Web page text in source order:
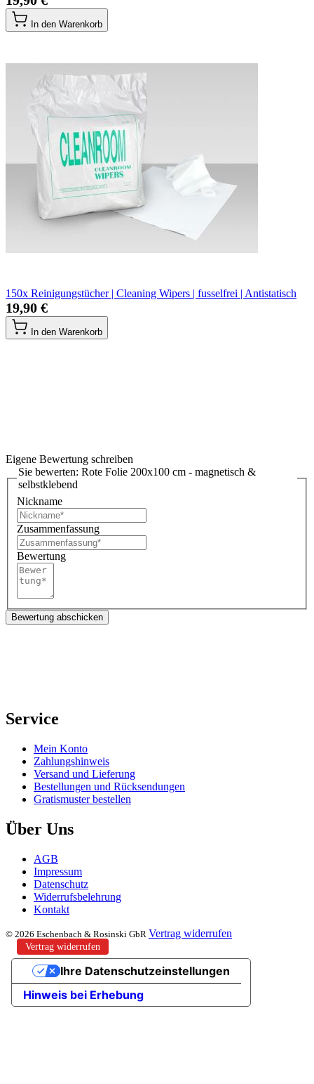
In den Warenkorb
150x Reinigungstücher | Cleaning Wipers | fusselfrei | Antistatisch
19,90 €
In den Warenkorb
Eigene Bewertung schreiben
Sie bewerten: Rote Folie 200x100 cm - magnetisch &
selbstklebend
Nickname
Zusammenfassung
Bewertung
Bewertung abschicken
Service
Mein Konto
Zahlungshinweis
Versand und Lieferung
Bestellungen und Rücksendungen
Gratismuster bestellen
Über Uns
AGB
Impressum
Datenschutz
Widerrufsbelehrung
Kontakt
© 2026 Eschenbach & Rosinski GbR Vertrag widerrufen
Vertrag widerrufen
Hinweis bei Erhebung
Ihre Datenschutzeinstellungen